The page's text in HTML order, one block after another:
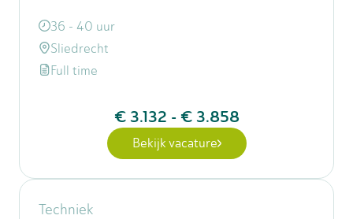
36 - 40 uur
Sliedrecht
Full time
€ 3.132 - € 3.858
Bekijk vacature
Techniek